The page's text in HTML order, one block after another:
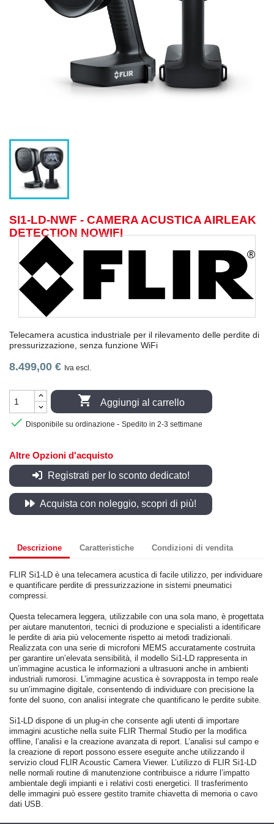
SI1-LD-NWF - CAMERA ACUSTICA AIRLEAK
DETECTION NOWIFI
Telecamera acustica industriale per il rilevamento delle perdite di
pressurizzazione, senza funzione WiFi
8.499,00 € Iva escl.
 Aggiungi al carrello
 Disponibile su ordinazione - Spedito in 2-3 settimane
Altre Opzioni d'acquisto
Registrati per lo sconto dedicato!
Acquista con noleggio, scopri di più!
Descrizione Caratteristiche Condizioni di vendita
FLIR Si1-LD è una telecamera acustica di facile utilizzo, per individuare
e quantificare perdite di pressurizzazione in sistemi pneumatici
compressi.
Questa telecamera leggera, utilizzabile con una sola mano, è progettata
per aiutare manutentori, tecnici di produzione e specialisti a identificare
le perdite di aria più velocemente rispetto ai metodi tradizionali.
Realizzata con una serie di microfoni MEMS accuratamente costruita
per garantire un’elevata sensibilità, il modello Si1-LD rappresenta in
un’immagine acustica le informazioni a ultrasuoni anche in ambienti
industriali rumorosi. L’immagine acustica è sovrapposta in tempo reale
su un’immagine digitale, consentendo di individuare con precisione la
fonte del suono, con analisi integrate che quantificano le perdite subite.
Si1-LD dispone di un plug-in che consente agli utenti di importare
immagini acustiche nella suite FLIR Thermal Studio per la modifica
offline, l’analisi e la creazione avanzata di report. L’analisi sul campo e
la creazione di report possono essere eseguite anche utilizzando il
servizio cloud FLIR Acoustic Camera Viewer. L’utilizzo di FLIR Si1-LD
nelle normali routine di manutenzione contribuisce a ridurre l’impatto
ambientale degli impianti e i relativi costi energetici. Il trasferimento
delle immagini può essere gestito tramite chiavetta di memoria o cavo
dati USB.